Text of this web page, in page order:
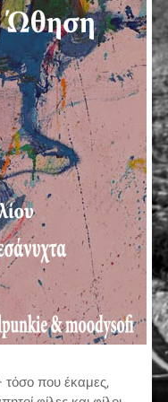
τόσο που έκαμες,